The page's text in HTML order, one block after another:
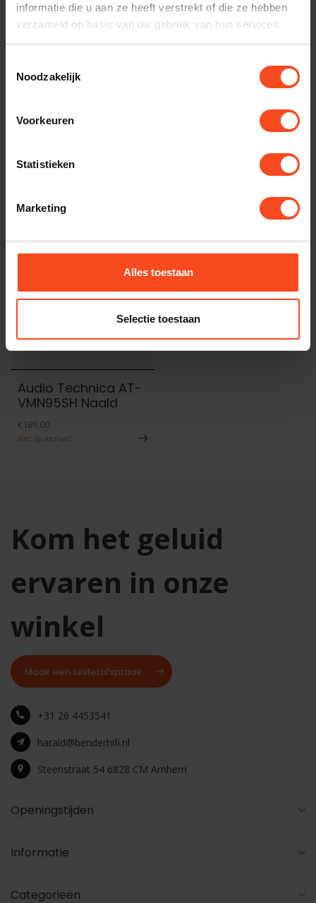
informatie die u aan ze heeft verstrekt of die ze hebben
verzameld op basis van uw gebruik van hun services.
Noodzakelijk
Voorkeuren
Statistieken
Marketing
Alles toestaan
Selectie toestaan
Reviews
Gerelateerde producten
https://www.benderhifi.nl/merken/audio-
Recent bekeken
Audio Technica AT-
VMN95SH Naald
€189,00
Niet op voorraad
Kom het geluid
ervaren in onze
winkel
Maak een luisterafspraak
+31 26 4453541
harald@benderhifi.nl
Steenstraat 54 6828 CM Arnhem
Openingstijden
Informatie
Categorieën